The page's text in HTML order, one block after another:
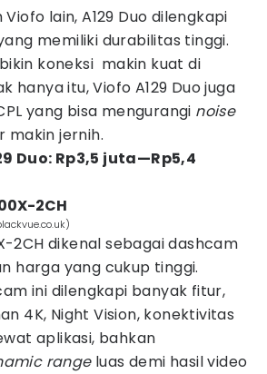
lain, A129 Duo dilengkapi
memiliki durabilitas tinggi.
bikin koneksi makin kuat di
hanya itu, Viofo A129 Duo juga
yang bisa mengurangi noise
makin jernih.
Duo: Rp3,5 juta—Rp5,4
2CH
2CH dikenal sebagai dashcam
harga yang cukup tinggi.
ini dilengkapi banyak fitur,
4K, Night Vision, konektivitas
aplikasi, bahkan
range luas demi hasil video